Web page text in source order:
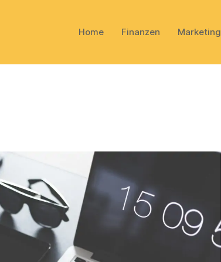
Home Finanzen Marketing